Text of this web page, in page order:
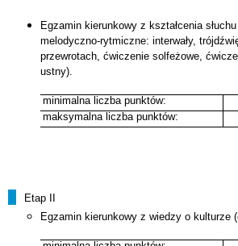
Egzamin kierunkowy z kształcenia
melodyczno-rytmiczne: interwały,
przewrotach, ćwiczenie solfeżowe,
ustny).
minimalna liczba punktów:
maksymalna liczba punktów:
Etap II
Egzamin kierunkowy z wiedzy o kulturze